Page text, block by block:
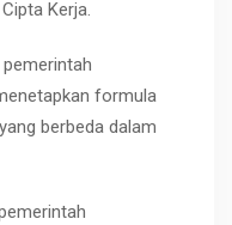
Kerja.
formula
berbeda dalam